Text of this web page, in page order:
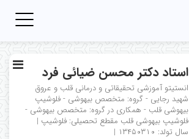
استاد دکتر محسن ضیائی فرد
انستیتو آموزشی تحقیقاتی و درمانی قلب و عروق
شهید رجایی - گروه: متخصص بیهوشی - فلوشیپ
بیهوشی قلب - همکاری در گروه: متخصص بیهوشی -
فلوشیپ بیهوشی قلب مقطع تحصیلی: فلوشیپ |
سال تولد: ۱۳۴۵۰۳۱۰
|